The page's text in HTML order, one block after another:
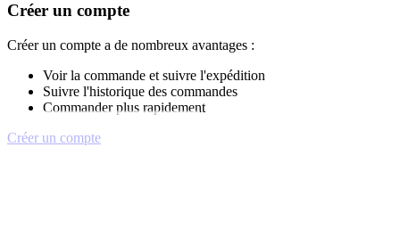
Créer un compte
Créer un compte a de nombreux avantages :
Voir la commande et suivre l'expédition
Suivre l'historique des commandes
Commander plus rapidement
Créer un compte